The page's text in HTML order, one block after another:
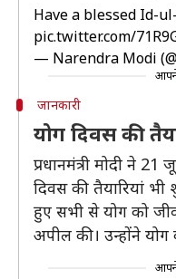
Have a blessed Id-
pic.twitter.com/
— Narendra Modi
जानकारी
योग दिवस की
प्रधानमंत्री मोदी ने
दिवस की तैयारियां
हुए सभी से योग को
अपील की। उन्होंने